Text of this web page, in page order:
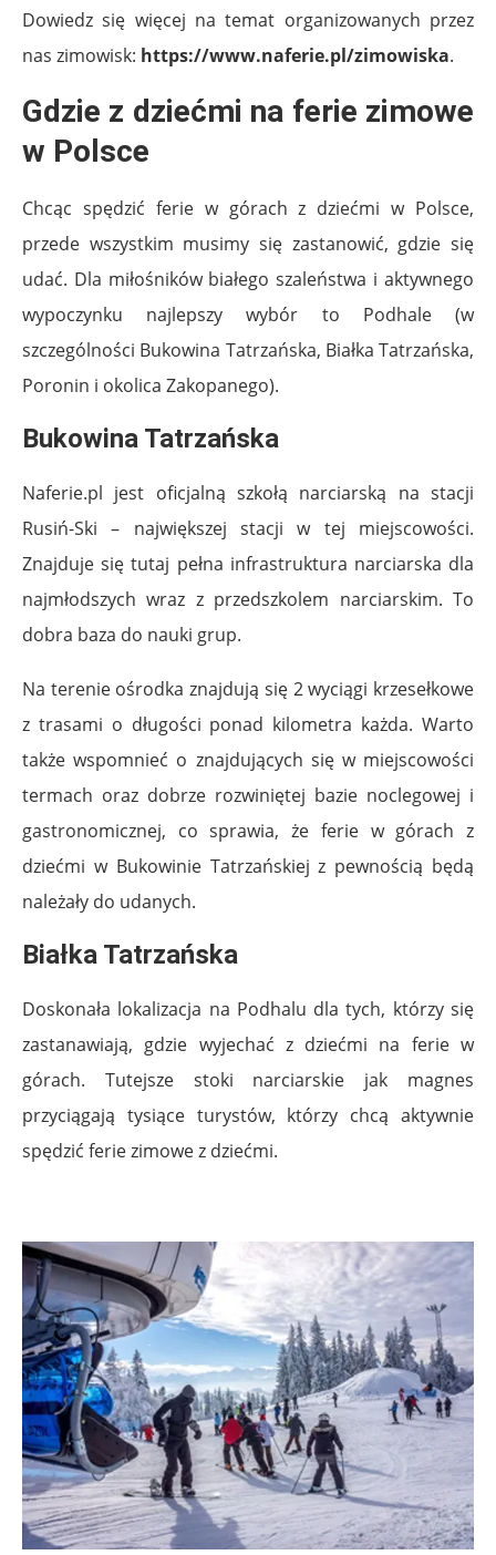
Dowiedz się więcej na temat organizowanych przez
nas zimowisk: https://www.naferie.pl/zimowiska.
Gdzie z dziećmi na ferie zimowe
w Polsce
Chcąc spędzić ferie w górach z dziećmi w Polsce,
przede wszystkim musimy się zastanowić, gdzie się
udać. Dla miłośników białego szaleństwa i aktywnego
wypoczynku najlepszy wybór to Podhale (w
szczególności Bukowina Tatrzańska, Białka Tatrzańska,
Poronin i okolica Zakopanego).
Bukowina Tatrzańska
Naferie.pl jest oficjalną szkołą narciarską na stacji
Rusiń-Ski – największej stacji w tej miejscowości.
Znajduje się tutaj pełna infrastruktura narciarska dla
najmłodszych wraz z przedszkolem narciarskim. To
dobra baza do nauki grup.
Na terenie ośrodka znajdują się 2 wyciągi krzesełkowe
z trasami o długości ponad kilometra każda. Warto
także wspomnieć o znajdujących się w miejscowości
termach oraz dobrze rozwiniętej bazie noclegowej i
gastronomicznej, co sprawia, że ferie w górach z
dziećmi w Bukowinie Tatrzańskiej z pewnością będą
należały do udanych.
Białka Tatrzańska
Doskonała lokalizacja na Podhalu dla tych, którzy się
zastanawiają, gdzie wyjechać z dziećmi na ferie w
górach. Tutejsze stoki narciarskie jak magnes
przyciągają tysiące turystów, którzy chcą aktywnie
spędzić ferie zimowe z dziećmi.